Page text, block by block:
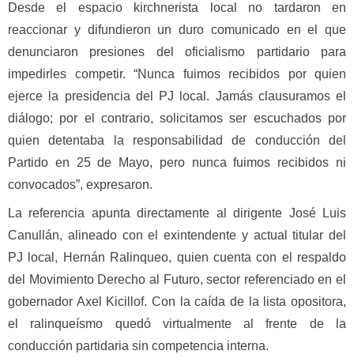
Desde el espacio kirchnerista local no tardaron en
reaccionar y difundieron un duro comunicado en el que
denunciaron presiones del oficialismo partidario para
impedirles competir. “Nunca fuimos recibidos por quien
ejerce la presidencia del PJ local. Jamás clausuramos el
diálogo; por el contrario, solicitamos ser escuchados por
quien detentaba la responsabilidad de conducción del
Partido en 25 de Mayo, pero nunca fuimos recibidos ni
convocados”, expresaron.
La referencia apunta directamente al dirigente José Luis
Canullán, alineado con el exintendente y actual titular del
PJ local, Hernán Ralinqueo, quien cuenta con el respaldo
del Movimiento Derecho al Futuro, sector referenciado en el
gobernador Axel Kicillof. Con la caída de la lista opositora,
el ralinqueísmo quedó virtualmente al frente de la
conducción partidaria sin competencia interna.